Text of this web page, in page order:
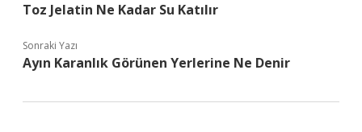
Toz Jelatin Ne Kadar Su Katılır
Sonraki Yazı
Ayın Karanlık Görünen Yerlerine Ne Denir